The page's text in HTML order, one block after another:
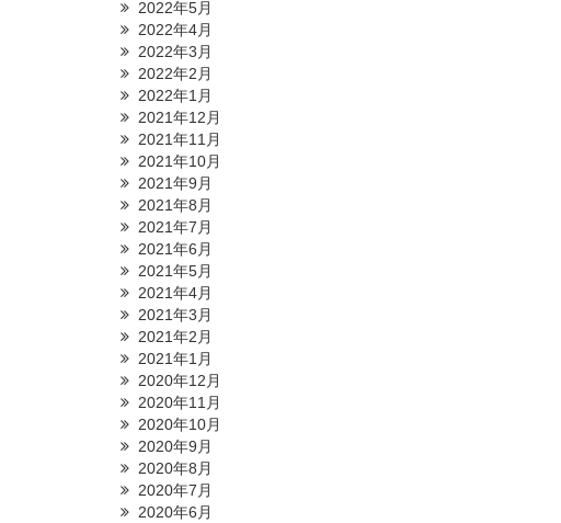
2022年5月
2022年4月
2022年3月
2022年2月
2022年1月
2021年12月
2021年11月
2021年10月
2021年9月
2021年8月
2021年7月
2021年6月
2021年5月
2021年4月
2021年3月
2021年2月
2021年1月
2020年12月
2020年11月
2020年10月
2020年9月
2020年8月
2020年7月
2020年6月